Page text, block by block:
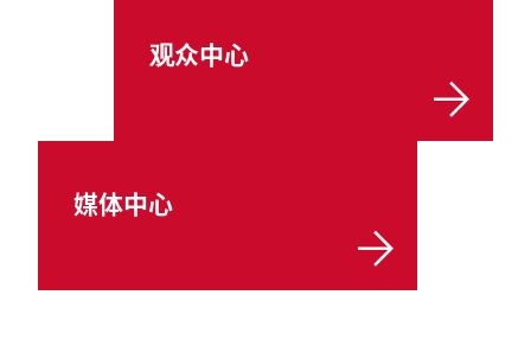
观众中心
媒体中心